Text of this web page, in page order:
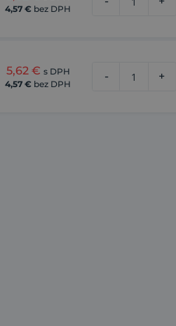
4,57 € bez DPH
5,62 € s DPH
4,57 € bez DPH
- +